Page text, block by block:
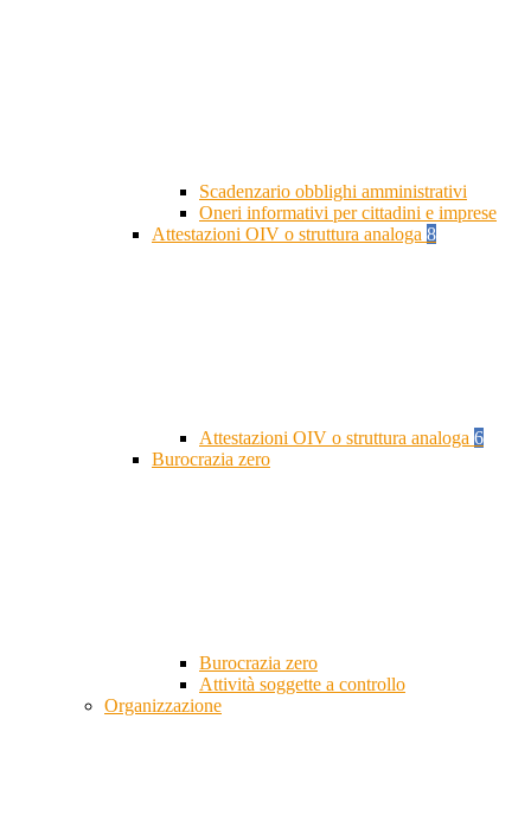
Scadenzario obblighi amministrativi
Oneri informativi per cittadini e imprese
Attestazioni OIV o struttura analoga 8
Attestazioni OIV o struttura analoga 6
Burocrazia zero
Burocrazia zero
Attività soggette a controllo
Organizzazione